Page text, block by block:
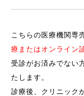
こちらの医療機関専
療またはオンライン
受診がお済みでない
たします。
診療後、クリニック